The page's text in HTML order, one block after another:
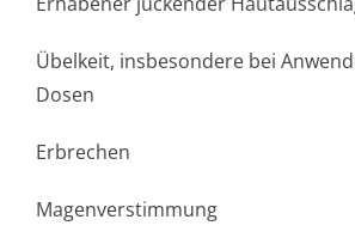
Übelkeit, insbesondere bei
Dosen
Erbrechen
Magenverstimmung